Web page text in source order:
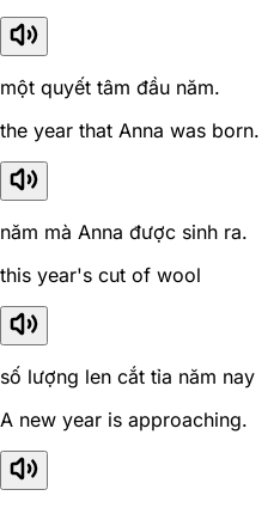
một quyết tâm đầu năm.
the year that Anna was born.
năm mà Anna được sinh ra.
this year's cut of wool
số lượng len cắt tỉa năm nay
A new year is approaching.